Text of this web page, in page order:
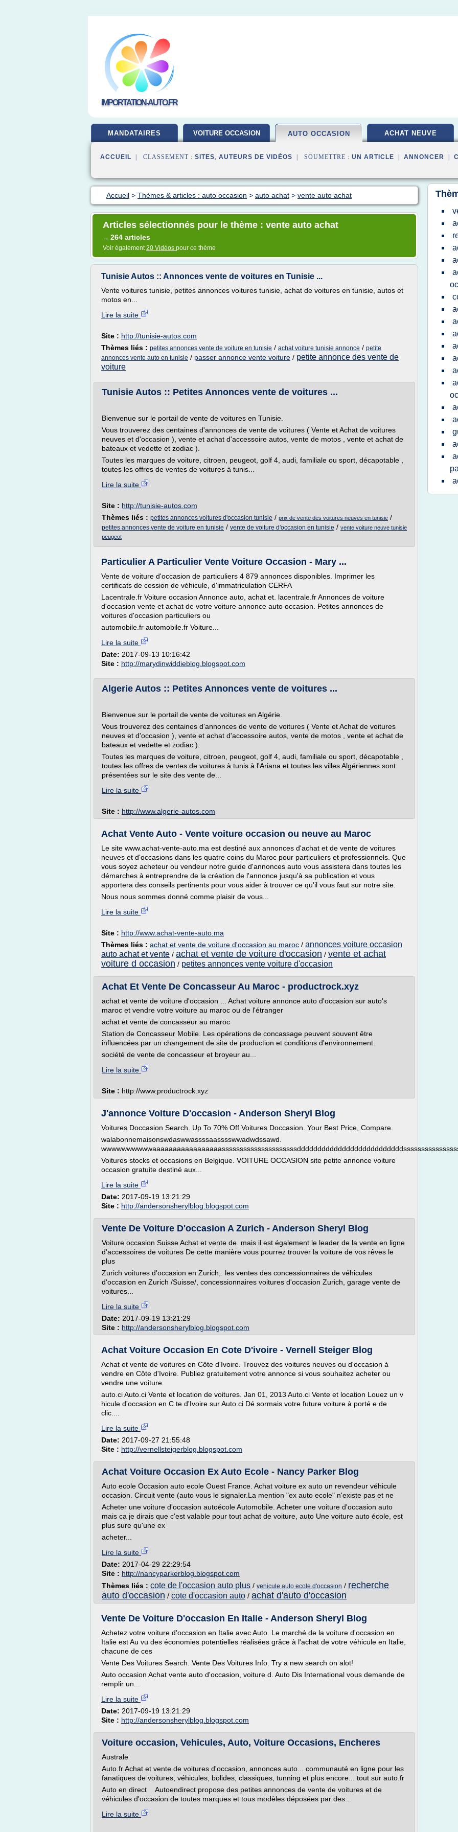
IMPORTATION-AUTO.FR
MANDATAIRES VOITURE OCCASION AUTO OCCASION ACHAT NEUVE
ACCUEIL | CLASSEMENT : SITES, AUTEURS DE VIDÉOS | SOUMETTRE : UN ARTICLE ANNONCER
Accueil > Thèmes & articles : auto occasion > auto achat > vente auto achat
Articles sélectionnés pour le thème : vente auto achat
→ 264 articles
Voir également20 Vidéos pour ce thème
Tunisie Autos :: Annonces vente de voitures en Tunisie ...
Vente voitures tunisie, petites annonces voitures tunisie, achat de voitures en tunisie, autos et
motos en...
Lire la suite
Site : http://tunisie-autos.com
Thèmes liés : petites annonces vente de voiture en tunisie / achat voiture tunisie annonce / petite
annonces vente auto en tunisie / passer annonce vente voiture / petite annonce des vente de
voiture
Tunisie Autos :: Petites Annonces vente de voitures ...
Bienvenue sur le portail de vente de voitures en Tunisie.
Vous trouverez des centaines d'annonces de vente de voitures ( Vente et Achat de voitures
neuves et d'occasion ), vente et achat d'accessoire autos, vente de motos , vente et achat de
bateaux et vedette et zodiac ).
Toutes les marques de voiture, citroen, peugeot, golf 4, audi, familiale ou sport, décapotable ,
toutes les offres de ventes de voitures à tunis...
Lire la suite
Site : http://tunisie-autos.com
Thèmes liés : petites annonces voitures d'occasion tunisie / prix de vente des voitures neuves en tunisie /
petites annonces vente de voiture en tunisie / vente de voiture d'occasion en tunisie / vente voiture neuve tunisie
peugeot
Particulier A Particulier Vente Voiture Occasion - Mary ...
Vente de voiture d'occasion de particuliers 4 879 annonces disponibles. Imprimer les
certificats de cession de véhicule, d'immatriculation CERFA
Lacentrale.fr Voiture occasion Annonce auto, achat et. lacentrale.fr Annonces de voiture
d'occasion vente et achat de votre voiture annonce auto occasion. Petites annonces de
voitures d'occasion particuliers ou
automobile.fr automobile.fr Voiture...
Lire la suite
Date: 2017-09-13 10:16:42
Site : http://marydinwiddieblog.blogspot.com
Algerie Autos :: Petites Annonces vente de voitures ...
Bienvenue sur le portail de vente de voitures en Algérie.
Vous trouverez des centaines d'annonces de vente de voitures ( Vente et Achat de voitures
neuves et d'occasion ), vente et achat d'accessoire autos, vente de motos , vente et achat de
bateaux et vedette et zodiac ).
Toutes les marques de voiture, citroen, peugeot, golf 4, audi, familiale ou sport, décapotable ,
toutes les offres de ventes de voitures à tunis à l'Ariana et toutes les villes Algériennes sont
présentées sur le site des vente de...
Lire la suite
Site : http://www.algerie-autos.com
Achat Vente Auto - Vente voiture occasion ou neuve au Maroc
Le site www.achat-vente-auto.ma est destiné aux annonces d'achat et de vente de voitures
neuves et d'occasions dans les quatre coins du Maroc pour particuliers et professionnels. Que
vous soyez acheteur ou vendeur notre guide d'annonces auto vous assistera dans toutes les
démarches à entreprendre de la création de l'annonce jusqu'à sa publication et vous
apportera des conseils pertinents pour vous aider à trouver ce qu'il vous faut sur notre site.
Nous nous sommes donné comme plaisir de vous...
Lire la suite
Site : http://www.achat-vente-auto.ma
Thèmes liés : achat et vente de voiture d'occasion au maroc / annonces voiture occasion
auto achat et vente / achat et vente de voiture d'occasion / vente et achat
voiture d occasion / petites annonces vente voiture d'occasion
Achat Et Vente De Concasseur Au Maroc - productrock.xyz
achat et vente de voiture d'occasion ... Achat voiture annonce auto d'occasion sur auto's
maroc et vendre votre voiture au maroc ou de l'étranger
achat et vente de concasseur au maroc
Station de Concasseur Mobile. Les opérations de concassage peuvent souvent être
influencées par un changement de site de production et conditions d'environnement.
société de vente de concasseur et broyeur au...
Lire la suite
Site : http://www.productrock.xyz
J'annonce Voiture D'occasion - Anderson Sheryl Blog
Voitures Doccasion Search. Up To 70% Off Voitures Doccasion. Your Best Price, Compare.
walabonnemaisonswdaswwassssaasssswwadwdssawd.
Voitures stocks et occasions en Belgique. VOITURE OCCASION site petite annonce voiture
occasion gratuite destiné aux...
Lire la suite
Date: 2017-09-19 13:21:29
Site : http://andersonsherylblog.blogspot.com
Vente De Voiture D'occasion A Zurich - Anderson Sheryl Blog
Voiture occasion Suisse Achat et vente de. mais il est également le leader de la vente en ligne
d'accessoires de voitures De cette manière vous pourrez trouver la voiture de vos rêves le
plus
Zurich voitures d'occasion en Zurich,. les ventes des concessionnaires de véhicules
d'occasion en Zurich /Suisse/, concessionnaires voitures d'occasion Zurich, garage vente de
voitures...
Lire la suite
Date: 2017-09-19 13:21:29
Site : http://andersonsherylblog.blogspot.com
Achat Voiture Occasion En Cote D'ivoire - Vernell Steiger Blog
Achat et vente de voitures en Côte d'Ivoire. Trouvez des voitures neuves ou d'occasion à
vendre en Côte d'Ivoire. Publiez gratuitement votre annonce si vous souhaitez acheter ou
vendre une voiture.
auto.ci Auto.ci Vente et location de voitures. Jan 01, 2013 Auto.ci Vente et location Louez un v
hicule d'occasion en C te d'Ivoire sur Auto.ci Dé sormais votre future voiture à porté e de
clic....
Lire la suite
Date: 2017-09-27 21:55:48
Site : http://vernellsteigerblog.blogspot.com
Achat Voiture Occasion Ex Auto Ecole - Nancy Parker Blog
Auto ecole Occasion auto ecole Ouest France. Achat voiture ex auto un revendeur véhicule
occasion. Circuit vente (auto vous le signaler.La mention "ex auto ecole" n'existe pas et ne
Acheter une voiture d'occasion autoécole Automobile. Acheter une voiture d'occasion auto
mais ca je dirais que c'est valable pour tout achat de voiture, auto Une voiture auto école, est
plus sure qu'une ex
acheter...
Lire la suite
Date: 2017-04-29 22:29:54
Site : http://nancyparkerblog.blogspot.com
Thèmes liés : cote de l'occasion auto plus / vehicule auto ecole d'occasion / recherche
auto d'occasion / cote d'occasion auto / achat d'auto d'occasion
Vente De Voiture D'occasion En Italie - Anderson Sheryl Blog
Achetez votre voiture d'occasion en Italie avec Auto. Le marché de la voiture d'occasion en
Italie est Au vu des économies potentielles réalisées grâce à l'achat de votre véhicule en Italie,
chacune de ces
Vente Des Voitures Search. Vente Des Voitures Info. Try a new search on alot!
Auto occasion Achat vente auto d'occasion, voiture d. Auto Dis International vous demande de
remplir un...
Lire la suite
Date: 2017-09-19 13:21:29
Site : http://andersonsherylblog.blogspot.com
Voiture occasion, Vehicules, Auto, Voiture Occasions, Encheres
Australe
Auto.fr Achat et vente de voitures d'occasion, annonces auto... communauté en ligne pour les
fanatiques de voitures, véhicules, bolides, classiques, tunning et plus encore... tout sur auto.fr
Auto en direct Autoendirect propose des petites annonces de vente de voitures et de
véhicules d'occasion de toutes marques et tous modèles déposées par des...
Lire la suite